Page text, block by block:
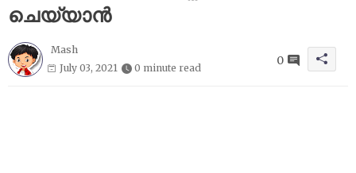
ചെയ്യാൻ
Mash
July 03, 2021
0 minute read
0